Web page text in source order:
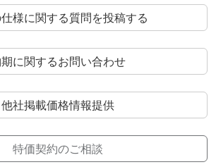
様に関する質問を投稿する
に関するお問い合わせ
他社掲載価格情報提供
特価契約のご相談